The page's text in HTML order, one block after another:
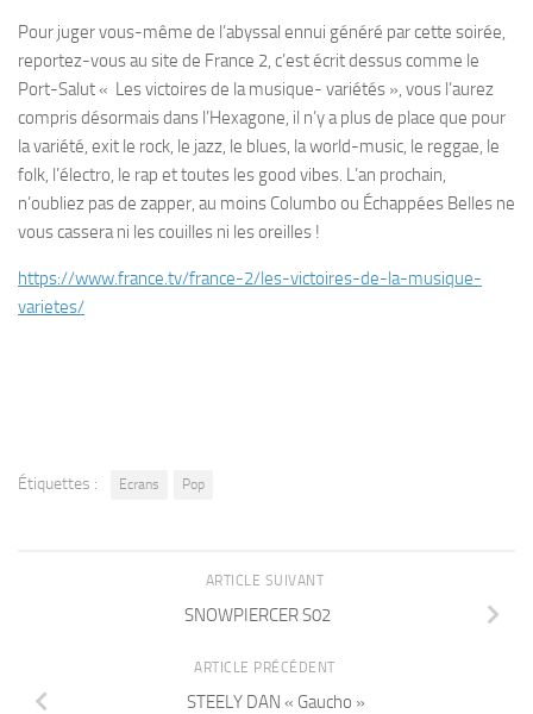
Pour juger vous-même de l’abyssal ennui généré par cette soirée,
reportez-vous au site de France 2, c’est écrit dessus comme le
Port-Salut « Les victoires de la musique- variétés », vous l’aurez
compris désormais dans l’Hexagone, il n’y a plus de place que pour
la variété, exit le rock, le jazz, le blues, la world-music, le reggae, le
folk, l’électro, le rap et toutes les good vibes. L’an prochain,
n’oubliez pas de zapper, au moins Columbo ou Échappées Belles ne
vous cassera ni les couilles ni les oreilles !
https://www.france.tv/france-2/les-victoires-de-la-musique-
varietes/
Étiquettes : Ecrans Pop
ARTICLE SUIVANT
SNOWPIERCER S02
ARTICLE PRÉCÉDENT
STEELY DAN « Gaucho »